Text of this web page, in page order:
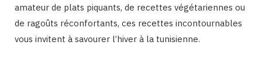
amateur de plats piquants, de recettes végétariennes ou
de ragoûts réconfortants, ces recettes incontournables
vous invitent à savourer l’hiver à la tunisienne.